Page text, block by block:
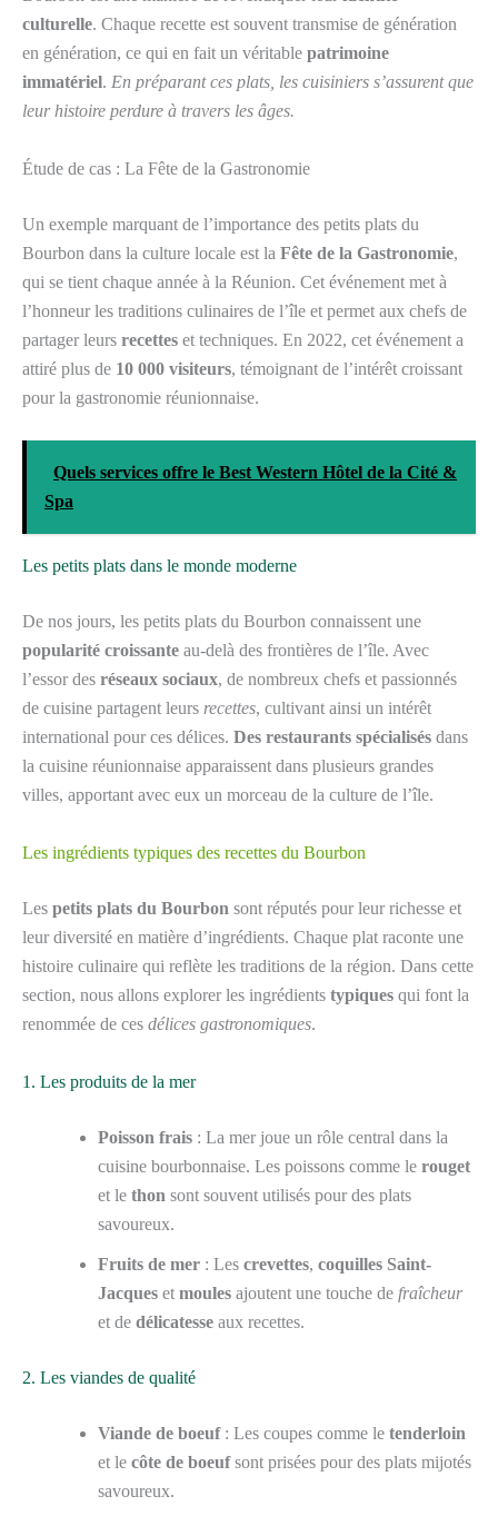
culturelle. Chaque recette est souvent transmise de génération
en génération, ce qui en fait un véritable patrimoine
immatériel. En préparant ces plats, les cuisiniers s’assurent que
leur histoire perdure à travers les âges.
Étude de cas : La Fête de la Gastronomie
Un exemple marquant de l’importance des petits plats du
Bourbon dans la culture locale est la Fête de la Gastronomie,
qui se tient chaque année à la Réunion. Cet événement met à
l’honneur les traditions culinaires de l’île et permet aux chefs de
partager leurs recettes et techniques. En 2022, cet événement a
attiré plus de 10 000 visiteurs, témoignant de l’intérêt croissant
pour la gastronomie réunionnaise.
Quels services offre le Best Western Hôtel de la Cité &
Spa
Les petits plats dans le monde moderne
De nos jours, les petits plats du Bourbon connaissent une
popularité croissante au-delà des frontières de l’île. Avec
l’essor des réseaux sociaux, de nombreux chefs et passionnés
de cuisine partagent leurs recettes, cultivant ainsi un intérêt
international pour ces délices. Des restaurants spécialisés dans
la cuisine réunionnaise apparaissent dans plusieurs grandes
villes, apportant avec eux un morceau de la culture de l’île.
Les ingrédients typiques des recettes du Bourbon
Les petits plats du Bourbon sont réputés pour leur richesse et
leur diversité en matière d’ingrédients. Chaque plat raconte une
histoire culinaire qui reflète les traditions de la région. Dans cette
section, nous allons explorer les ingrédients typiques qui font la
renommée de ces délices gastronomiques.
1. Les produits de la mer
Poisson frais : La mer joue un rôle central dans la
cuisine bourbonnaise. Les poissons comme le rouget
et le thon sont souvent utilisés pour des plats
savoureux.
Fruits de mer : Les crevettes, coquilles Saint-
Jacques et moules ajoutent une touche de fraîcheur
et de délicatesse aux recettes.
2. Les viandes de qualité
Viande de boeuf: Les coupes comme le tenderloin
et le côte de boeufsont prisées pour des plats mijotés
savoureux.